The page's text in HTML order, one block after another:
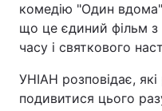
комедію "Один
що це єдиний фільм з
часу і святкового
УНІАН розповідає, які
подивитися цього